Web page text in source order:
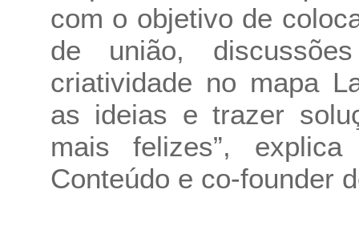
com o objetivo de
de união,
criatividade no mapa
as ideias e trazer
mais felizes”,
Conteúdo e co-founder